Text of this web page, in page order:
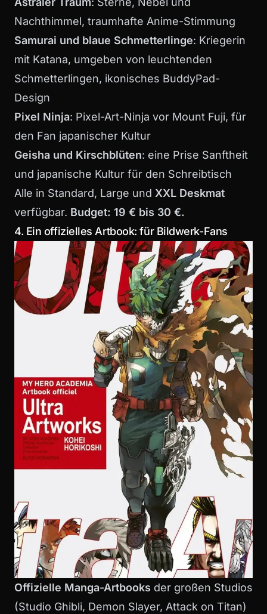
Nachthimmel, traumhafte Anime-Stimmung
Samurai und blaue Schmetterlinge: Kriegerin
mit Katana, umgeben von leuchtenden
Schmetterlingen, ikonisches BuddyPad-
Design
Pixel Ninja: Pixel-Art-Ninja vor Mount Fuji, für
den Fan japanischer Kultur
Geisha und Kirschblüten: eine Prise Sanftheit
und japanische Kultur für den Schreibtisch
Alle in Standard, Large und XXL Deskmat
verfügbar. Budget: 19 € bis 30 €.
4. Ein offizielles Artbook: für Bildwerk-Fans
Offizielle Manga-Artbooks der großen Studios
(Studio Ghibli, Demon Slayer, Attack on Titan)